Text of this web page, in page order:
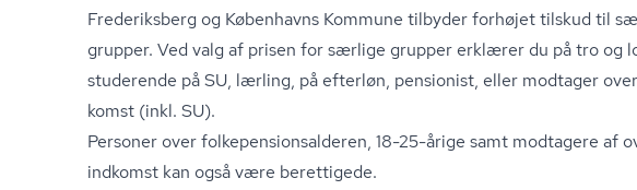
Frederiksberg og Københavns Kommune tilbyder forhøjet tilskud til
grupper. Ved valg af prisen for særlige grupper erklærer du på tro og
studerende på SU, lærling, på efterløn, pensionist, eller modtager
komst (inkl. SU).
Personer over fol­ke­pen­sions­al­de­ren, 18-25-årige samt modtagere af
ind­komst kan også være berettigede.